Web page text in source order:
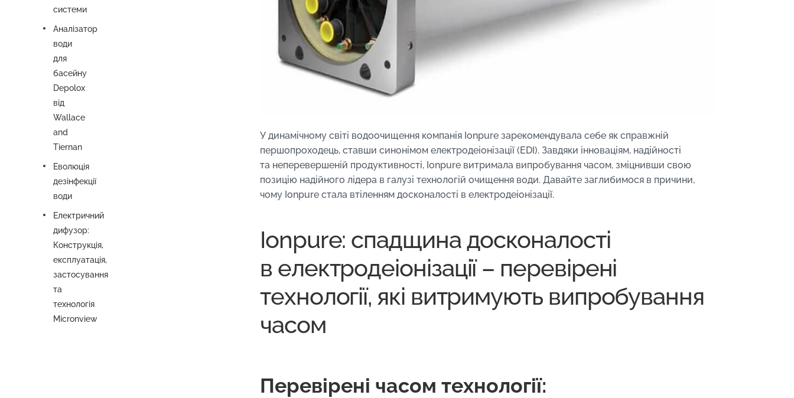
системи
Аналізатор
води
для
басейну
Depolox
від
Wallace
and
Tiernan
Еволюція
дезінфекції
води
Електричний
дифузор:
Конструкція,
експлуатація,
застосування
та
технологія
Micronview
У динамічному світі водоочищення компанія Ionpure зарекомендувала себе як справжній
першопроходець, ставши синонімом електродеіонізації (EDI). Завдяки інноваціям, надійності
та неперевершеній продуктивності, Ionpure витримала випробування часом, зміцнивши свою
позицію надійного лідера в галузі технологій очищення води. Давайте заглибимося в причини,
чому Ionpure стала втіленням досконалості в електродеіонізації.
Ionpure: спадщина досконалості
в електродеіонізації – перевірені
технології, які витримують випробування
часом
Перевірені часом технології: